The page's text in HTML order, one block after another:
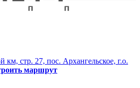
км, стр. 27, пос. Архангельское, г.о.
маршрут